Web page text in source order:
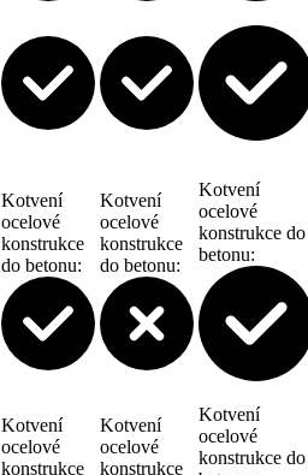
Kotvení
ocelové
konstrukce
do betonu:
Kotvení
ocelové
konstrukce
do betonu:
Kotvení
ocelové
konstrukce do
betonu:
Kotvení
ocelové
konstrukce
Kotvení
ocelové
konstrukce
Kotvení
ocelové
konstrukce do